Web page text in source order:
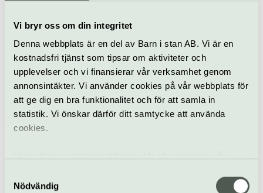
Vi bryr oss om din integritet
Denna webbplats är en del av Barn i stan AB. Vi är en
kostnadsfri tjänst som tipsar om aktiviteter och
upplevelser och vi finansierar vår verksamhet genom
annonsintäkter. Vi använder cookies på vår webbplats för
att ge dig en bra funktionalitet och för att samla in
statistik. Vi önskar därför ditt samtycke att använda
cookies.
samt tillhandahålla funktioner för sociala medier. Vi
Nödvändig
Konsert Fasching
Konsert
Bobo Stenson Trio